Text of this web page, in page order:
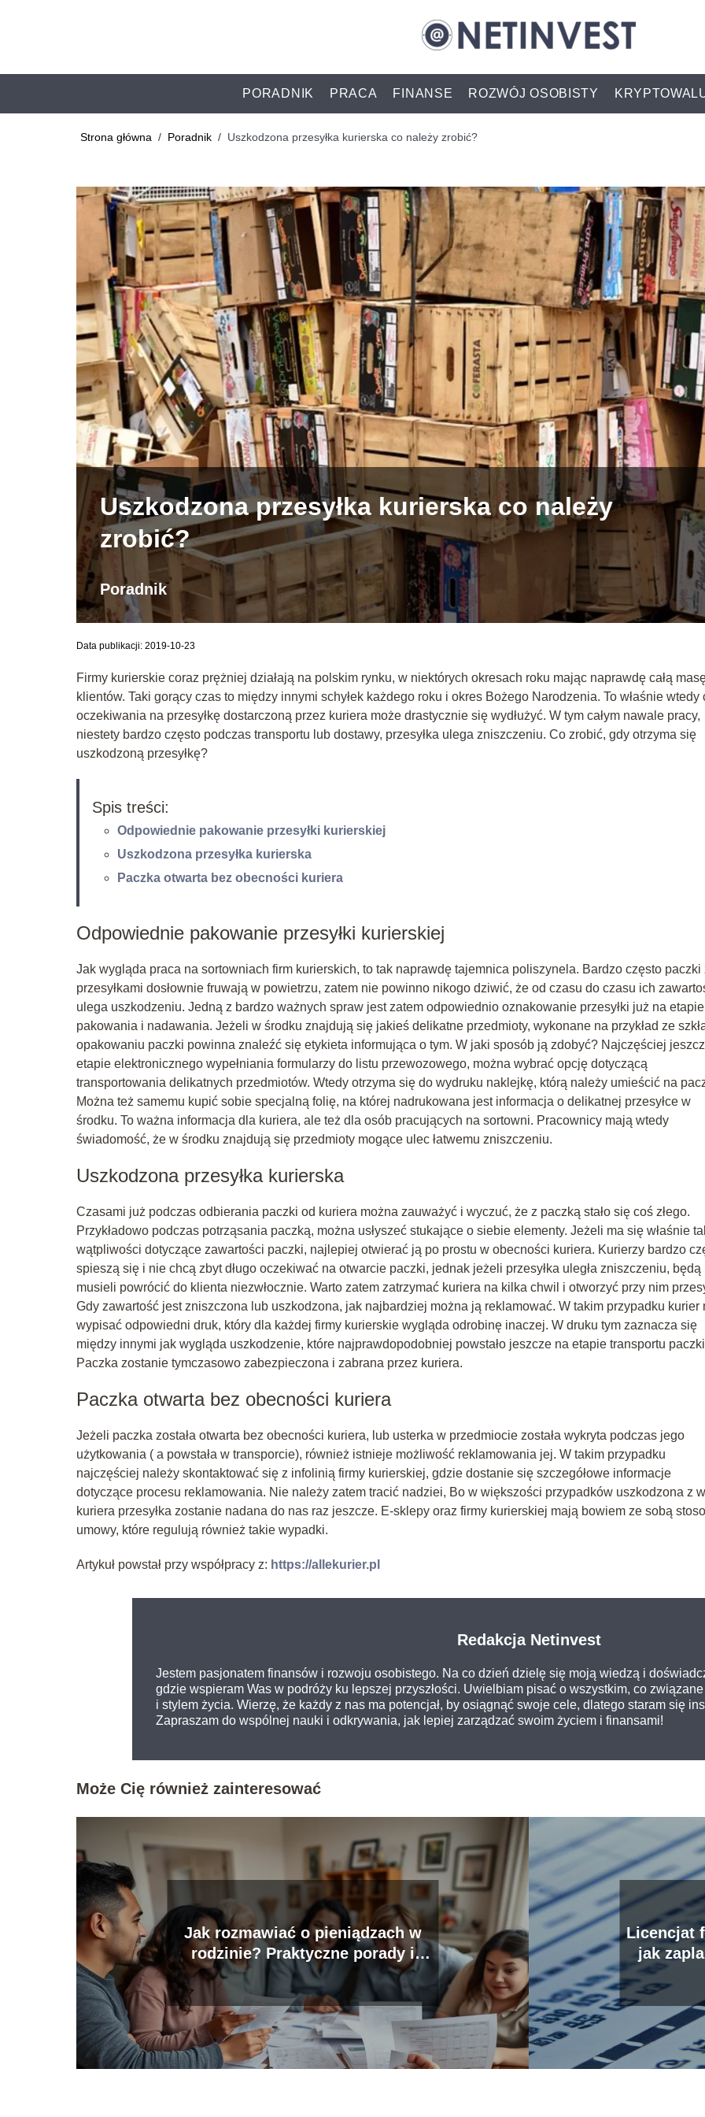
PORADNIK PRACA FINANSE ROZWÓJ OSOBISTY
Strona główna / Poradnik / Uszkodzona przesyłka kurierska co należy zrobić?
Uszkodzona przesyłka kurierska co należy
zrobić?
Poradnik
Data publikacji: 2019-10-23
Firmy kurierskie coraz prężniej działają na polskim rynku, w niektórych okresach roku mając naprawdę całą
klientów. Taki gorący czas to między innymi schyłek każdego roku i okres Bożego Narodzenia. To właśnie wtedy
oczekiwania na przesyłkę dostarczoną przez kuriera może drastycznie się wydłużyć. W tym całym nawale pracy,
niestety bardzo często podczas transportu lub dostawy, przesyłka ulega zniszczeniu. Co zrobić, gdy otrzyma się
uszkodzoną przesyłkę?
Spis treści:
Odpowiednie pakowanie przesyłki kurierskiej
Uszkodzona przesyłka kurierska
Paczka otwarta bez obecności kuriera
Odpowiednie pakowanie przesyłki kurierskiej
Jak wygląda praca na sortowniach firm kurierskich, to tak naprawdę tajemnica poliszynela. Bardzo często paczki
przesyłkami dosłownie fruwają w powietrzu, zatem nie powinno nikogo dziwić, że od czasu do czasu ich
ulega uszkodzeniu. Jedną z bardzo ważnych spraw jest zatem odpowiednio oznakowanie przesyłki już na
pakowania i nadawania. Jeżeli w środku znajdują się jakieś delikatne przedmioty, wykonane na przykład ze
opakowaniu paczki powinna znaleźć się etykieta informująca o tym. W jaki sposób ją zdobyć? Najczęściej
etapie elektronicznego wypełniania formularzy do listu przewozowego, można wybrać opcję dotyczącą
transportowania delikatnych przedmiotów. Wtedy otrzyma się do wydruku naklejkę, którą należy umieścić na
Można też samemu kupić sobie specjalną folię, na której nadrukowana jest informacja o delikatnej przesyłce w
środku. To ważna informacja dla kuriera, ale też dla osób pracujących na sortowni. Pracownicy mają wtedy
świadomość, że w środku znajdują się przedmioty mogące ulec łatwemu zniszczeniu.
Uszkodzona przesyłka kurierska
Czasami już podczas odbierania paczki od kuriera można zauważyć i wyczuć, że z paczką stało się coś złego.
Przykładowo podczas potrząsania paczką, można usłyszeć stukające o siebie elementy. Jeżeli ma się właśnie
wątpliwości dotyczące zawartości paczki, najlepiej otwierać ją po prostu w obecności kuriera. Kurierzy bardzo
spieszą się i nie chcą zbyt długo oczekiwać na otwarcie paczki, jednak jeżeli przesyłka uległa zniszczeniu, będą
musieli powrócić do klienta niezwłocznie. Warto zatem zatrzymać kuriera na kilka chwil i otworzyć przy nim
Gdy zawartość jest zniszczona lub uszkodzona, jak najbardziej można ją reklamować. W takim przypadku kurier
wypisać odpowiedni druk, który dla każdej firmy kurierskie wygląda odrobinę inaczej. W druku tym zaznacza się
między innymi jak wygląda uszkodzenie, które najprawdopodobniej powstało jeszcze na etapie transportu
Paczka zostanie tymczasowo zabezpieczona i zabrana przez kuriera.
Paczka otwarta bez obecności kuriera
Jeżeli paczka została otwarta bez obecności kuriera, lub usterka w przedmiocie została wykryta podczas jego
użytkowania ( a powstała w transporcie), również istnieje możliwość reklamowania jej. W takim przypadku
najczęściej należy skontaktować się z infolinią firmy kurierskiej, gdzie dostanie się szczegółowe informacje
dotyczące procesu reklamowania. Nie należy zatem tracić nadziei, Bo w większości przypadków uszkodzona z
kuriera przesyłka zostanie nadana do nas raz jeszcze. E-sklepy oraz firmy kurierskiej mają bowiem ze sobą
umowy, które regulują również takie wypadki.
Artykuł powstał przy współpracy z: https://allekurier.pl
Redakcja Netinvest
Jestem pasjonatem finansów i rozwoju osobistego. Na co dzień dzielę się moją wiedzą i
gdzie wspieram Was w podróży ku lepszej przyszłości. Uwielbiam pisać o wszystkim, co
i stylem życia. Wierzę, że każdy z nas ma potencjał, by osiągnąć swoje cele, dlatego staram się
Zapraszam do wspólnej nauki i odkrywania, jak lepiej zarządzać swoim życiem i finansami!
Może Cię również zainteresować
Jak rozmawiać o pieniądzach w
rodzinie? Praktyczne porady i
wskazówki
Licencjat
jak